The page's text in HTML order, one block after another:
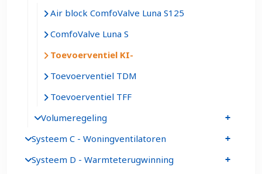
Air block ComfoValve Luna S125
ComfoValve Luna S
Toevoerventiel KI
Toevoerventiel TDM
Toevoerventiel TFF
Volumeregeling
Systeem C - Woningventilatoren
Systeem D - Warmteterugwinning